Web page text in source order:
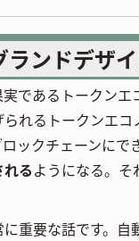
ランドデザ
であるトークン
れるトークンエ
ックチェーンに
るようになる。そ
重要な話です。